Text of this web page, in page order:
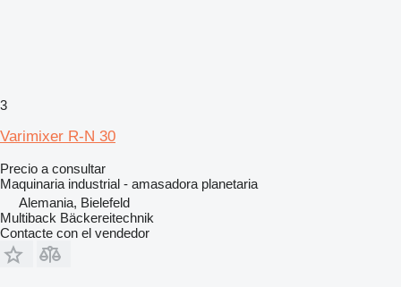
3
Varimixer R-N 30
Precio a consultar
Maquinaria industrial - amasadora planetaria
Alemania, Bielefeld
Multiback Bäckereitechnik
Contacte con el vendedor